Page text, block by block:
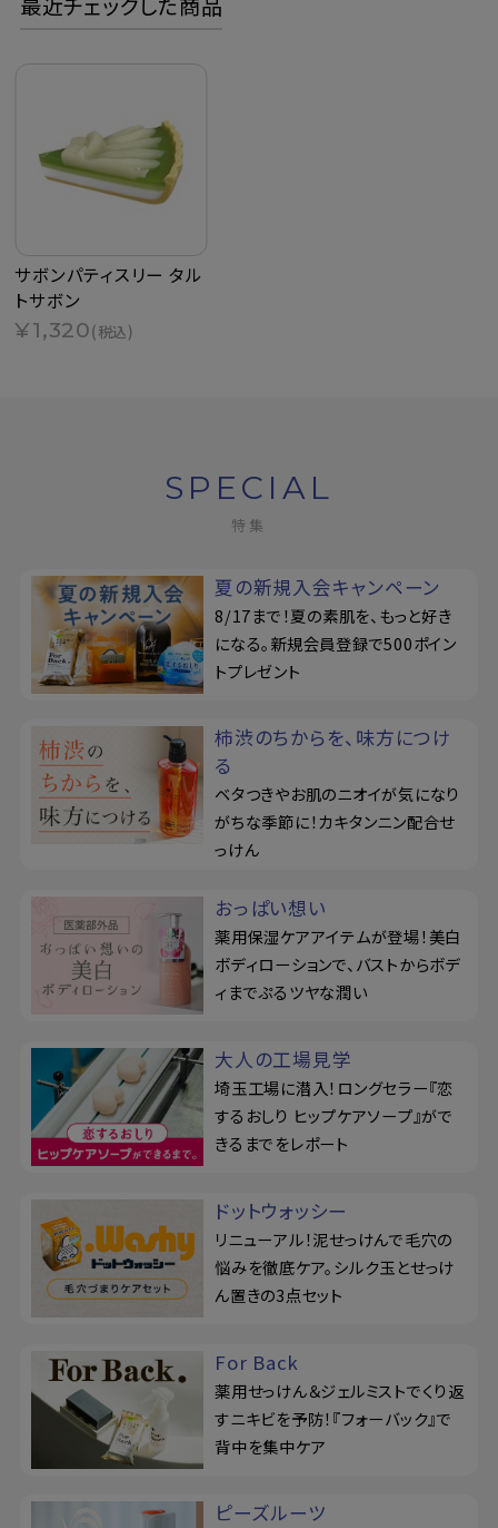
サボンパティスリー タル
トサボン
¥1,320(税込)
SPECIAL
特集
夏の新規入会キャンペーン
8/17まで！夏の素肌を、もっと好き
になる。新規会員登録で500ポイン
トプレゼント
柿渋のちからを、味方につけ
る
ベタつきやお肌のニオイが気になり
がちな季節に！カキタンニン配合せ
っけん
おっぱい想い
薬用保湿ケアアイテムが登場！美白
ボディローションで、バストからボデ
ィまでぷるツヤな潤い
大人の工場見学
埼玉工場に潜入！ロングセラー『恋
するおしり ヒップケアソープ』がで
きるまでをレポート
ドットウォッシー
リニューアル！泥せっけんで毛穴の
悩みを徹底ケア。シルク玉とせっけ
ん置きの3点セット
For Back
薬用せっけん＆ジェルミストでくり返
すニキビを予防！『フォーバック』で
背中を集中ケア
ピーズルーツ